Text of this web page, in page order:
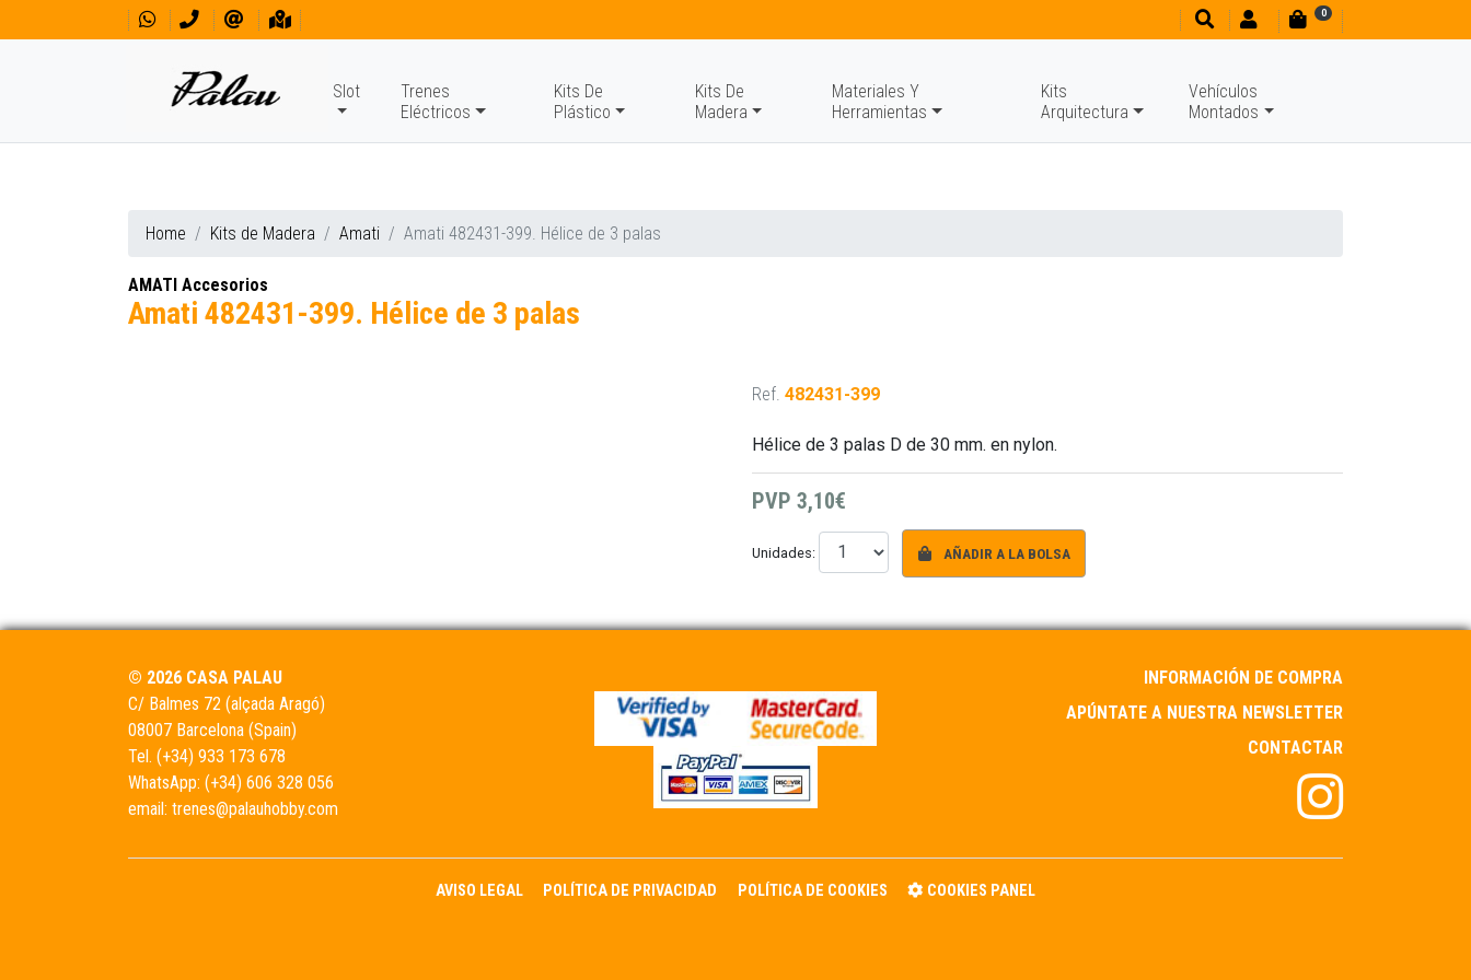
0
Slot
Trenes
Eléctricos
Kits De
Plástico
Kits De
Madera
Materiales Y
Herramientas
Kits
Arquitectura
Vehículos
Montados
Home Kits de Madera Amati Amati 482431-399. Hélice de 3 palas
AMATI Accesorios
Amati 482431-399. Hélice de 3 palas
Ref. 482431-399
Hélice de 3 palas D de 30 mm. en nylon.
PVP 3,10€
Unidades: AÑADIR A LA BOLSA
© 2026 CASA PALAU
C/ Balmes 72 (alçada Aragó)
08007 Barcelona (Spain)
Tel. (+34) 933 173 678
WhatsApp: (+34) 606 328 056
email: trenes@palauhobby.com
INFORMACIÓN DE COMPRA
APÚNTATE A NUESTRA NEWSLETTER
CONTACTAR
AVISO LEGAL POLÍTICA DE PRIVACIDAD POLÍTICA DE COOKIES COOKIES PANEL